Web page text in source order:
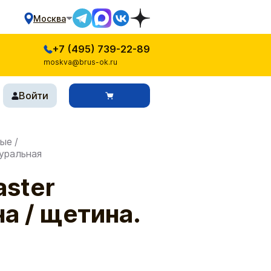
Москва
+7 (495) 739-22-89
moskva@brus-ok.ru
Войти
/
/ щетина.